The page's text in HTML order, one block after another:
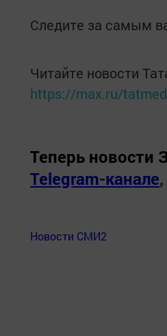
Следите за самым
Читайте новости
https://max.ru/
Теперь новости
Telegram-канале,
Новости СМИ2